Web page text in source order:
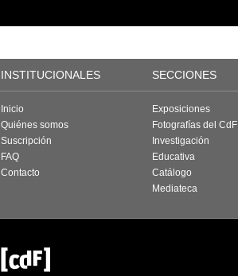
INSTITUCIONALES SECCIONES
Inicio
Quiénes somos
Suscripción
FAQ
Contacto
Exposiciones
Fotografías del CdF
Investigación
Educativa
Catálogo
Mediateca